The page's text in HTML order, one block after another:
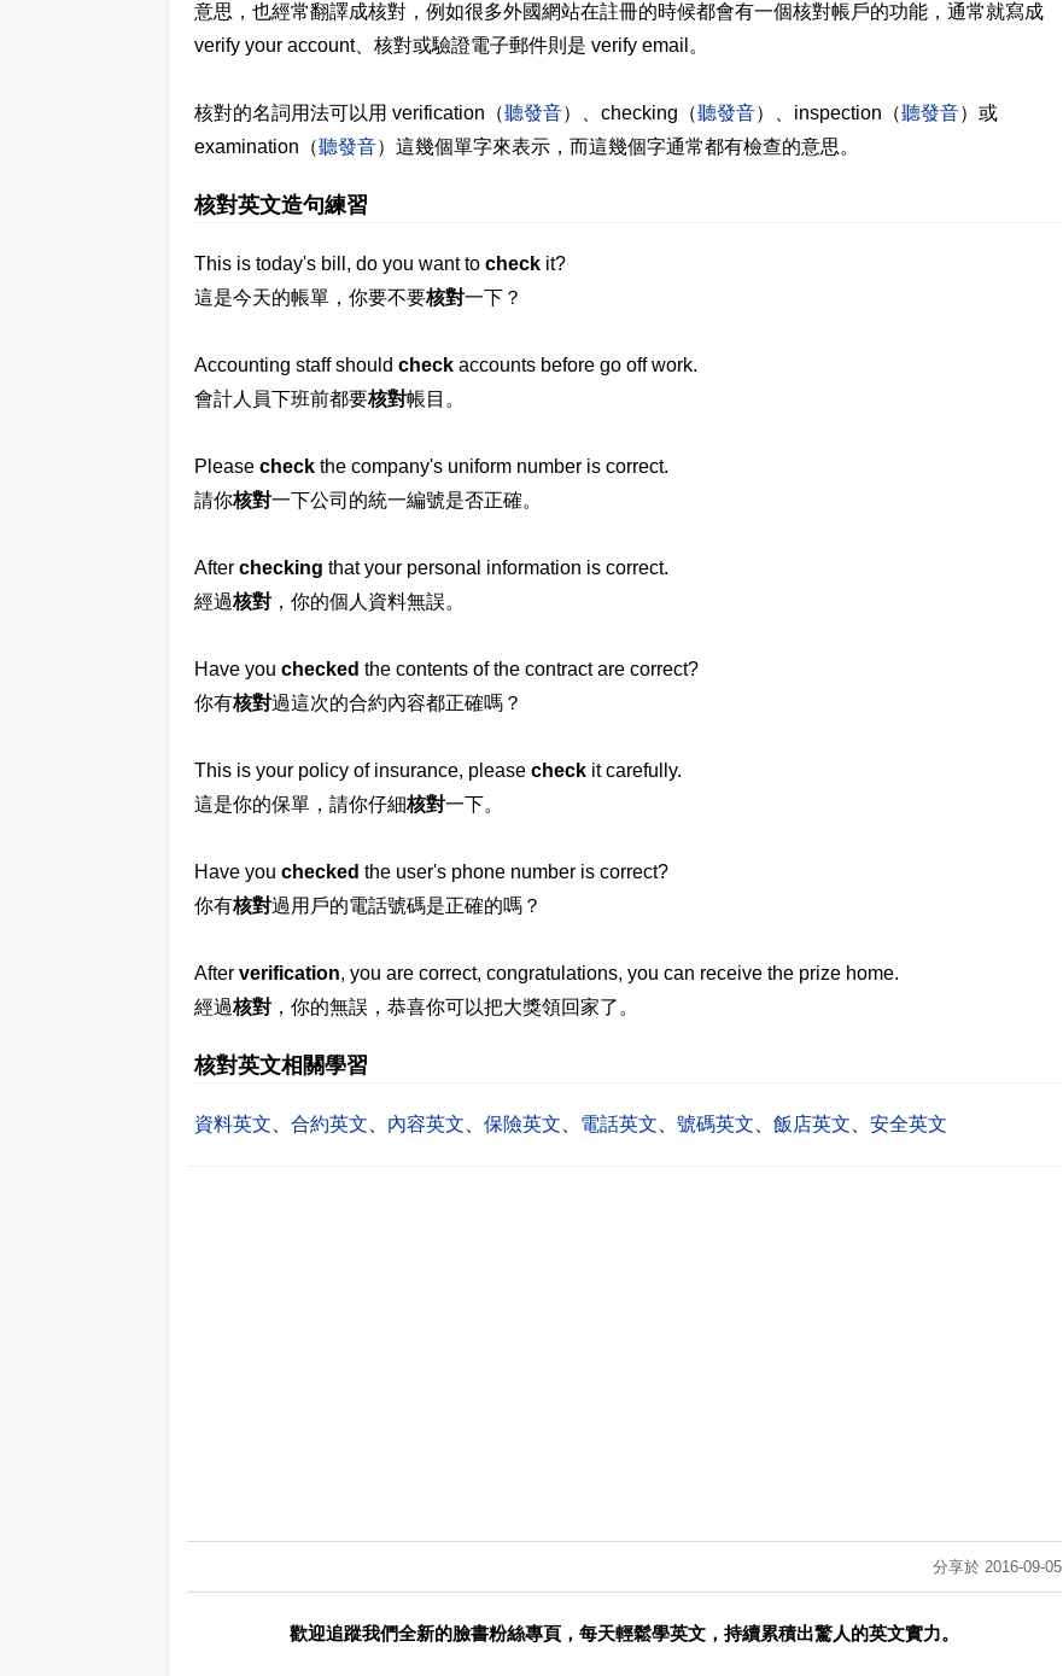
意思，也經常翻譯成核對，例如很多外國網站在註冊的時候都會有一個核對帳戶的功能，通常就寫成
verify your account、核對或驗證電子郵件則是 verify email。
核對的名詞用法可以用 verification（聽發音）、checking（聽發音）、inspection（聽發音）或
examination（聽發音）這幾個單字來表示，而這幾個字通常都有檢查的意思。
核對英文造句練習
This is today's bill, do you want to checkit?
這是今天的帳單，你要不要核對一下？
Accounting staff should checkaccounts before go off work.
會計人員下班前都要核對帳目。
Please checkthe company's uniform number is correct.
請你核對一下公司的統一編號是否正確。
After checking that your personal information is correct.
經過核對，你的個人資料無誤。
Have you checked the contents of the contract are correct?
你有核對過這次的合約內容都正確嗎？
This is your policy of insurance, please checkit carefully.
這是你的保單，請你仔細核對一下。
Have you checked the user's phone number is correct?
你有核對過用戶的電話號碼是正確的嗎？
After verification, you are correct, congratulations, you can receive the prize home.
經過核對，你的無誤，恭喜你可以把大獎領回家了。
核對英文相關學習
資料英文 合約英文 內容英文 保險英文 電話英文 號碼英文 飯店英文 安全英文
分享於 2016-09-05
歡迎追蹤我們全新的臉書粉絲專頁，每天輕鬆學英文，持續累積出驚人的英文實力。